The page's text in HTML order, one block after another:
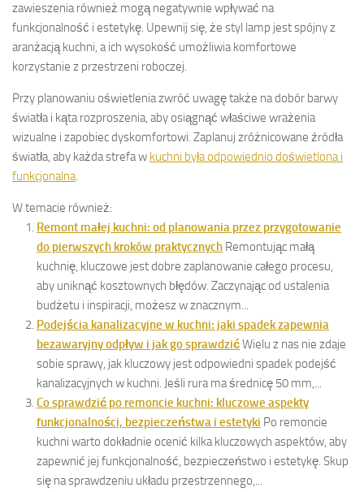
zawieszenia również mogą negatywnie wpływać na
funkcjonalność i estetykę. Upewnij się, że styl lamp jest spójny z
aranżacją kuchni, a ich wysokość umożliwia komfortowe
korzystanie z przestrzeni roboczej.
Przy planowaniu oświetlenia zwróć uwagę także na dobór barwy
światła i kąta rozproszenia, aby osiągnąć właściwe wrażenia
wizualne i zapobiec dyskomfortowi. Zaplanuj zróżnicowane źródła
światła, aby każda strefa w kuchni była odpowiednio doświetlona i
funkcjonalna.
W temacie również:
Remont małej kuchni: od planowania przez przygotowanie
do pierwszych kroków praktycznych Remontując małą
kuchnię, kluczowe jest dobre zaplanowanie całego procesu,
aby uniknąć kosztownych błędów. Zaczynając od ustalenia
budżetu i inspiracji, możesz w znacznym...
Podejścia kanalizacyjne w kuchni: jaki spadek zapewnia
bezawaryjny odpływ i jak go sprawdzićWielu z nas nie zdaje
sobie sprawy, jak kluczowy jest odpowiedni spadek podejść
kanalizacyjnych w kuchni. Jeśli rura ma średnicę 50 mm,...
Co sprawdzić po remoncie kuchni: kluczowe aspekty
funkcjonalności, bezpieczeństwa i estetyki Po remoncie
kuchni warto dokładnie ocenić kilka kluczowych aspektów, aby
zapewnić jej funkcjonalność, bezpieczeństwo i estetykę. Skup
się na sprawdzeniu układu przestrzennego,...